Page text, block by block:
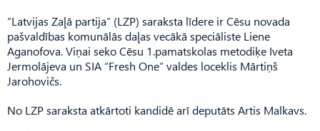
“Latvijas Zaļā partija” (LZP) saraksta līdere ir Cēsu novada
pašvaldības komunālās daļas vecākā speciāliste Liene
Aganofova. Viņai seko Cēsu 1.pamatskolas metodiķe Iveta
Jermolājeva un SIA “Fresh One” valdes loceklis Mārtiņš
Jarohovičs.
No LZP saraksta atkārtoti kandidē arī deputāts Artis Malkavs.